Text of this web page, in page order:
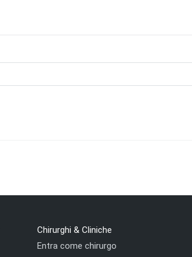
Chirurghi & Cliniche
Entra come chirurgo